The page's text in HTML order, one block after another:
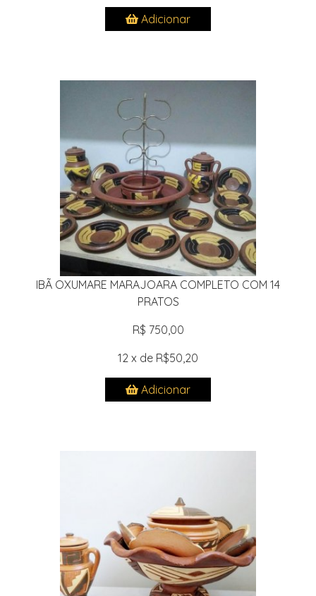
Adicionar
IBÃ OXUMARE MARAJOARA COMPLETO COM 14
PRATOS
R$ 750,00
12 x de R$50,20
Adicionar